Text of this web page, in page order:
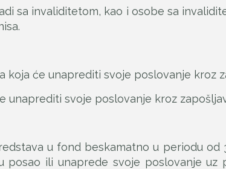
sa invaliditetom, kao i osobe sa
koja će unaprediti svoje poslovanje kroz
unaprediti svoje poslovanje kroz
u fond beskamatno u periodu
ili unaprede svoje poslovanje uz